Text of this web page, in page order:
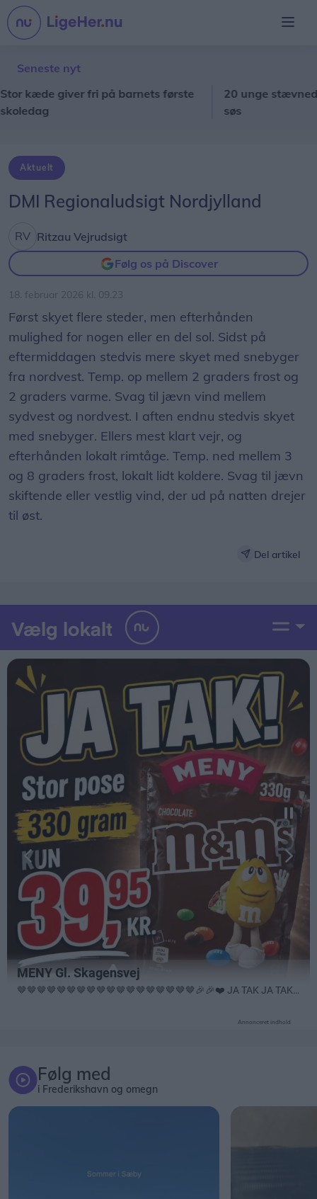
Seneste nyt
giver fri på barnets første
20 unge stævnede
Aktuelt
DMI Regionaludsigt Nordjylland
Ritzau Vejrudsigt
Følg os på Discover
18. februar 2026 kl. 09.23
Først skyet flere steder, men efterhånden
mulighed for nogen eller en del sol. Sidst på
eftermiddagen stedvis mere skyet med snebyger
fra nordvest. Temp. op mellem 2 graders frost og
2 graders varme. Svag til jævn vind mellem
sydvest og nordvest. I aften endnu stedvis skyet
med snebyger. Ellers mest klart vejr, og
efterhånden lokalt rimtåge. Temp. ned mellem 3
og 8 graders frost, lokalt lidt koldere. Svag til jævn
skiftende eller vestlig vind, der ud på natten drejer
til øst.
Del artikel
Annonceret indhold
Følg med
i Frederikshavn og omegn